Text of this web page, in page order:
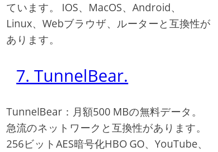
ています。 IOS、MacOS、Android、
Linux、Webブラウザ、ルーターと互換性が
あります。
7. TunnelBear.
TunnelBear：月額500 MBの無料データ。
急流のネットワークと互換性があります。
256ビットAES暗号化HBO GO、YouTube、